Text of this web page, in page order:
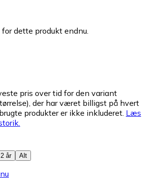
dette produkt endnu.
pris over tid for den variant
der har været billigst på hvert
produkter er ikke inkluderet. Læs
2 år Alt